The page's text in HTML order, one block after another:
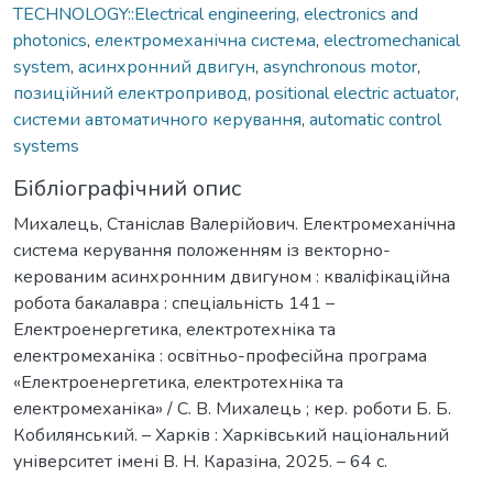
TECHNOLOGY::Electrical engineering, electronics and
photonics, електромеханічна система, electromechanical
system, асинхронний двигун, asynchronous motor,
позиційний електропривод, positional electric actuator,
системи автоматичного керування, automatic control
systems
Бібліографічний опис
Михалець, Станіслав Валерійович. Електромеханічна
система керування положенням із векторно-
керованим асинхронним двигуном : кваліфікаційна
робота бакалавра : спеціальність 141 –
Електроенергетика, електротехніка та
електромеханіка : освітньо-професійна програма
«Електроенергетика, електротехніка та
електромеханіка» / С. В. Михалець ; кер. роботи Б. Б.
Кобилянський. – Харків : Харківський національний
університет імені В. Н. Каразіна, 2025. – 64 с.